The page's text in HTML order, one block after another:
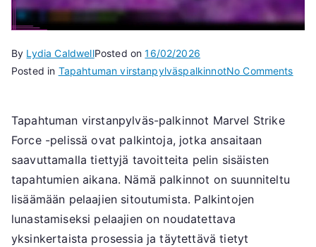
By Lydia CaldwellPosted on16/02/2026
Posted in Tapahtuman virstanpylväspalkinnotNo Commentson
Tapahtuman virstanpylväs-palkinnot Marvel Strike
Force -pelissä ovat palkintoja, jotka ansaitaan
saavuttamalla tiettyjä tavoitteita pelin sisäisten
tapahtumien aikana. Nämä palkinnot on suunniteltu
lisäämään pelaajien sitoutumista. Palkintojen
lunastamiseksi pelaajien on noudatettava
yksinkertaista prosessia ja täytettävä tietyt